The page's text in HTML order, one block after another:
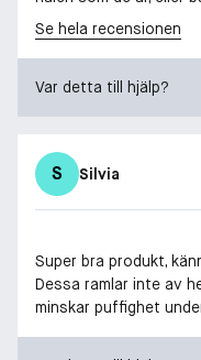
Se hela recensionen
Var detta till hjälp?
S Silvia
Super bra produkt,
Dessa ramlar inte av
minskar puffighet